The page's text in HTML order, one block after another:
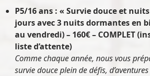
P5/16 ans : « Survie douce et
jours avec 3 nuits dormantes en
au vendredi) – 160€– COMPLET
liste d’attente)
Comme chaque année, nous vous
survie douce plein de défis,